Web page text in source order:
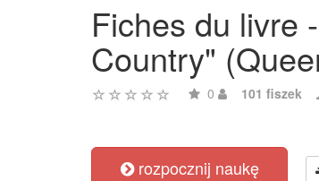
Fiches du livre
Country"
0 101 fiszek
rozpocznij naukę